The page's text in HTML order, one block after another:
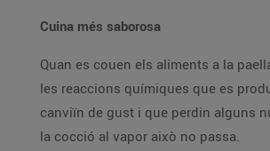
Cuina més saborosa
Quan es couen els aliments a la
les reaccions químiques que es
canviïn de gust i que perdin alguns
la cocció al vapor això no passa.